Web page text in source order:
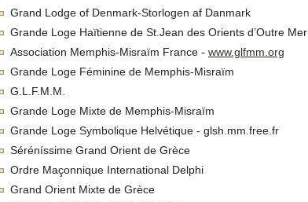
Grand Lodge of Denmark-Storlogen af Danmark
Grande Loge Haïtienne de St.Jean des Orients d’Outre Mer
Association Memphis-Misraïm France - www.glfmm.org
Grande Loge Féminine de Memphis-Misraïm
G.L.F.M.M.
Grande Loge Mixte de Memphis-Misraïm
Grande Loge Symbolique Helvétique - glsh.mm.free.fr
Séréníssime Grand Orient de Grèce
Ordre Maçonnique International Delphi
Grand Orient Mixte de Grèce